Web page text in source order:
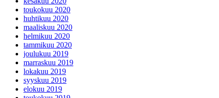
toukokuu 2020
huhtikuu 2020
maaliskuu 2020
helmikuu 2020
tammikuu 2020
joulukuu 2019
marraskuu 2019
lokakuu 2019
syyskuu 2019
elokuu 2019